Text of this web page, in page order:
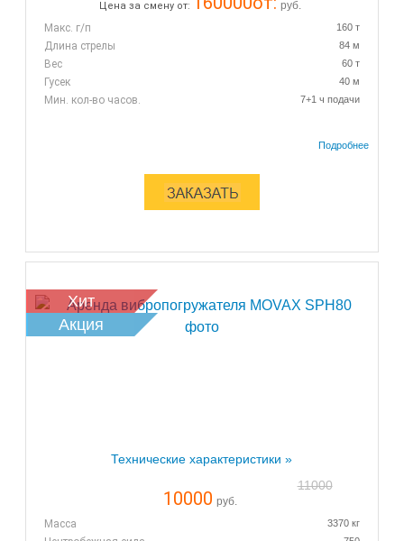
Цена за смену от:
руб.
Макс. г/п
160 т
Длина стрелы 84 м
Вес 60 т
Гусек 40 м
Мин. кол-во часов. 7+1 ч подачи
Хит
Акция
Технические характеристики »
11000
10000 руб.
Масса
3370 кг